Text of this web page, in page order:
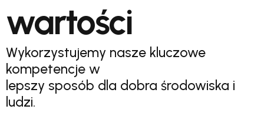
wartości
Wykorzystujemy nasze kluczowe
kompetencje w
lepszy sposób dla dobra środowiska i
ludzi.